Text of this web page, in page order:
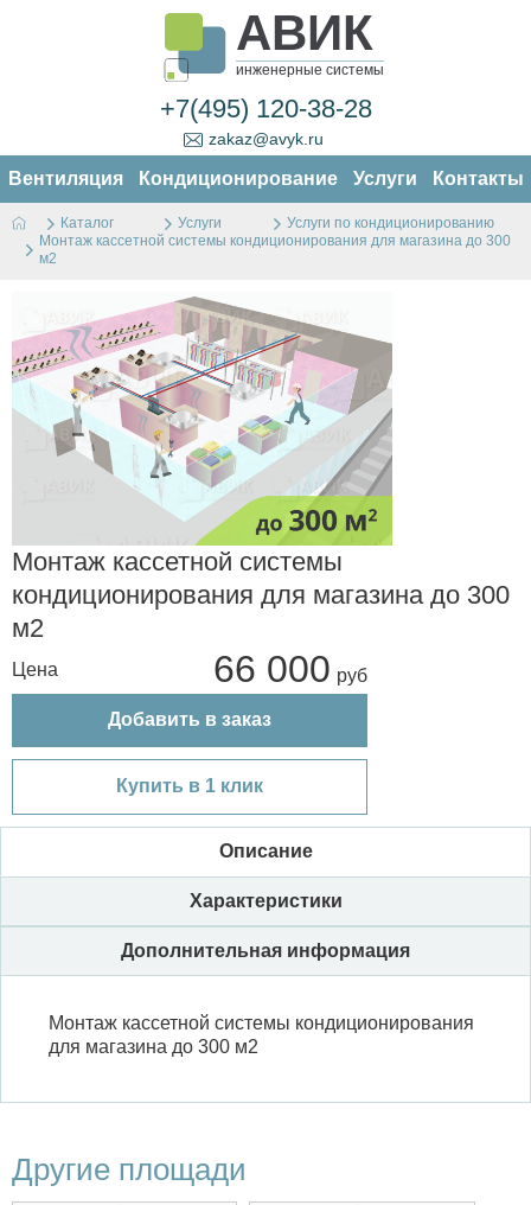
АВИК
инженерные системы
+7(495) 120-38-28
zakaz@avyk.ru
Вентиляция Кондиционирование Услуги Контакты
Каталог Услуги
Услуги по кондиционированию
Монтаж кассетной системы кондиционирования для магазина до 300
м2
Монтаж кассетной системы
кондиционирования для магазина до 300
м2
Цена 66 000
Добавить в заказ
Купить в 1 клик
Описание
Характеристики
Дополнительная информация
Монтаж кассетной системы кондиционирования
для магазина до 300 м2
Другие площади